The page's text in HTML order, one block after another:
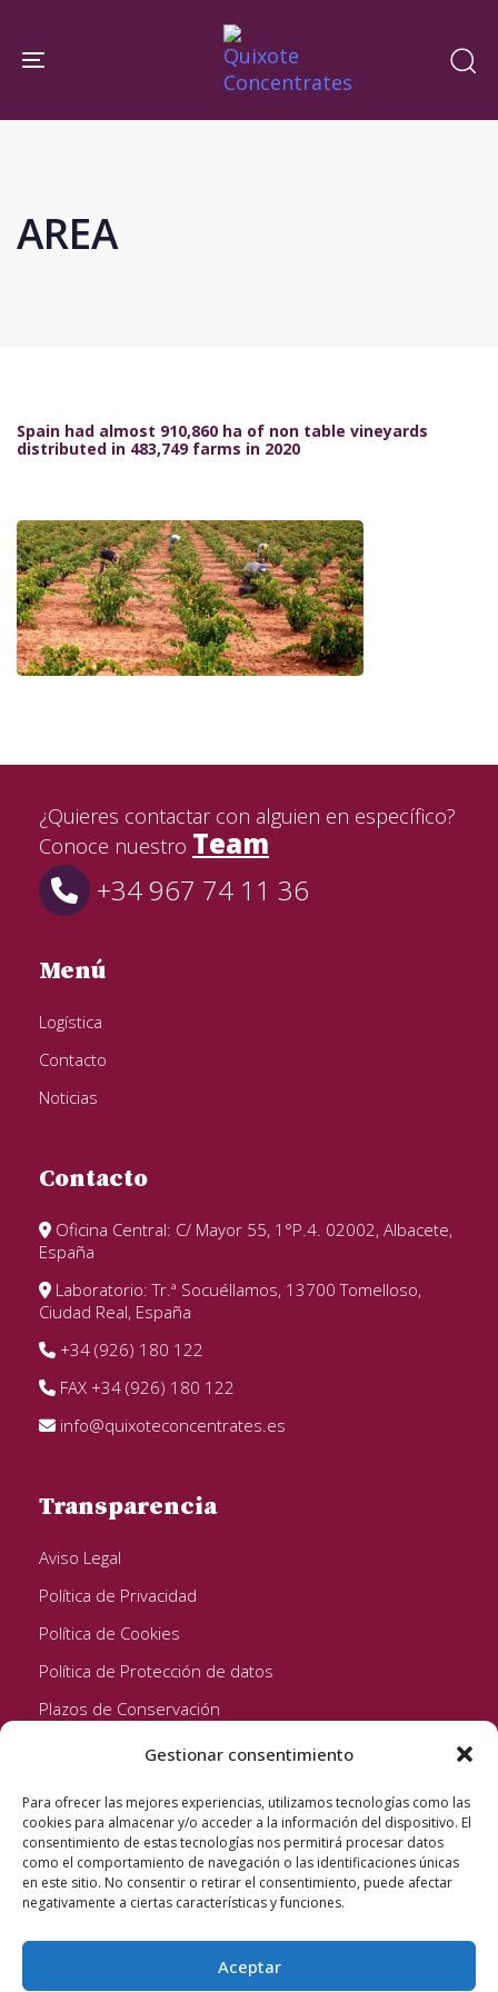
Gestionar consentimiento
Para ofrecer las mejores experiencias, utilizamos tecnologías como las
cookies para almacenar y/o acceder a la información del dispositivo. El
consentimiento de estas tecnologías nos permitirá procesar datos
como el comportamiento de navegación o las identificaciones únicas
en este sitio. No consentir o retirar el consentimiento, puede afectar
negativamente a ciertas características y funciones.
Aceptar
links
navigation
content
Toggle navigation
AREA
Spain had almost 910,860 ha of non table vineyards
distributed in 483,749 farms in 2020
¿Quieres contactar con alguien en específico?
Conoce nuestro Team
+34 967 74 11 36
Menú
Logística
Contacto
Noticias
Contacto
Oficina Central: C/ Mayor 55, 1°P.4. 02002, Albacete,
España
Laboratorio: Tr.ª Socuéllamos, 13700 Tomelloso,
Ciudad Real, España
+34 (926) 180 122
FAX +34 (926) 180 122
info@quixoteconcentrates.es
Transparencia
Aviso Legal
Política de Privacidad
Política de Cookies
Política de Protección de datos
Plazos de Conservación
Seguinos!
Quixote Concentrates S.L. 2022 © Reservados todos los
derechos